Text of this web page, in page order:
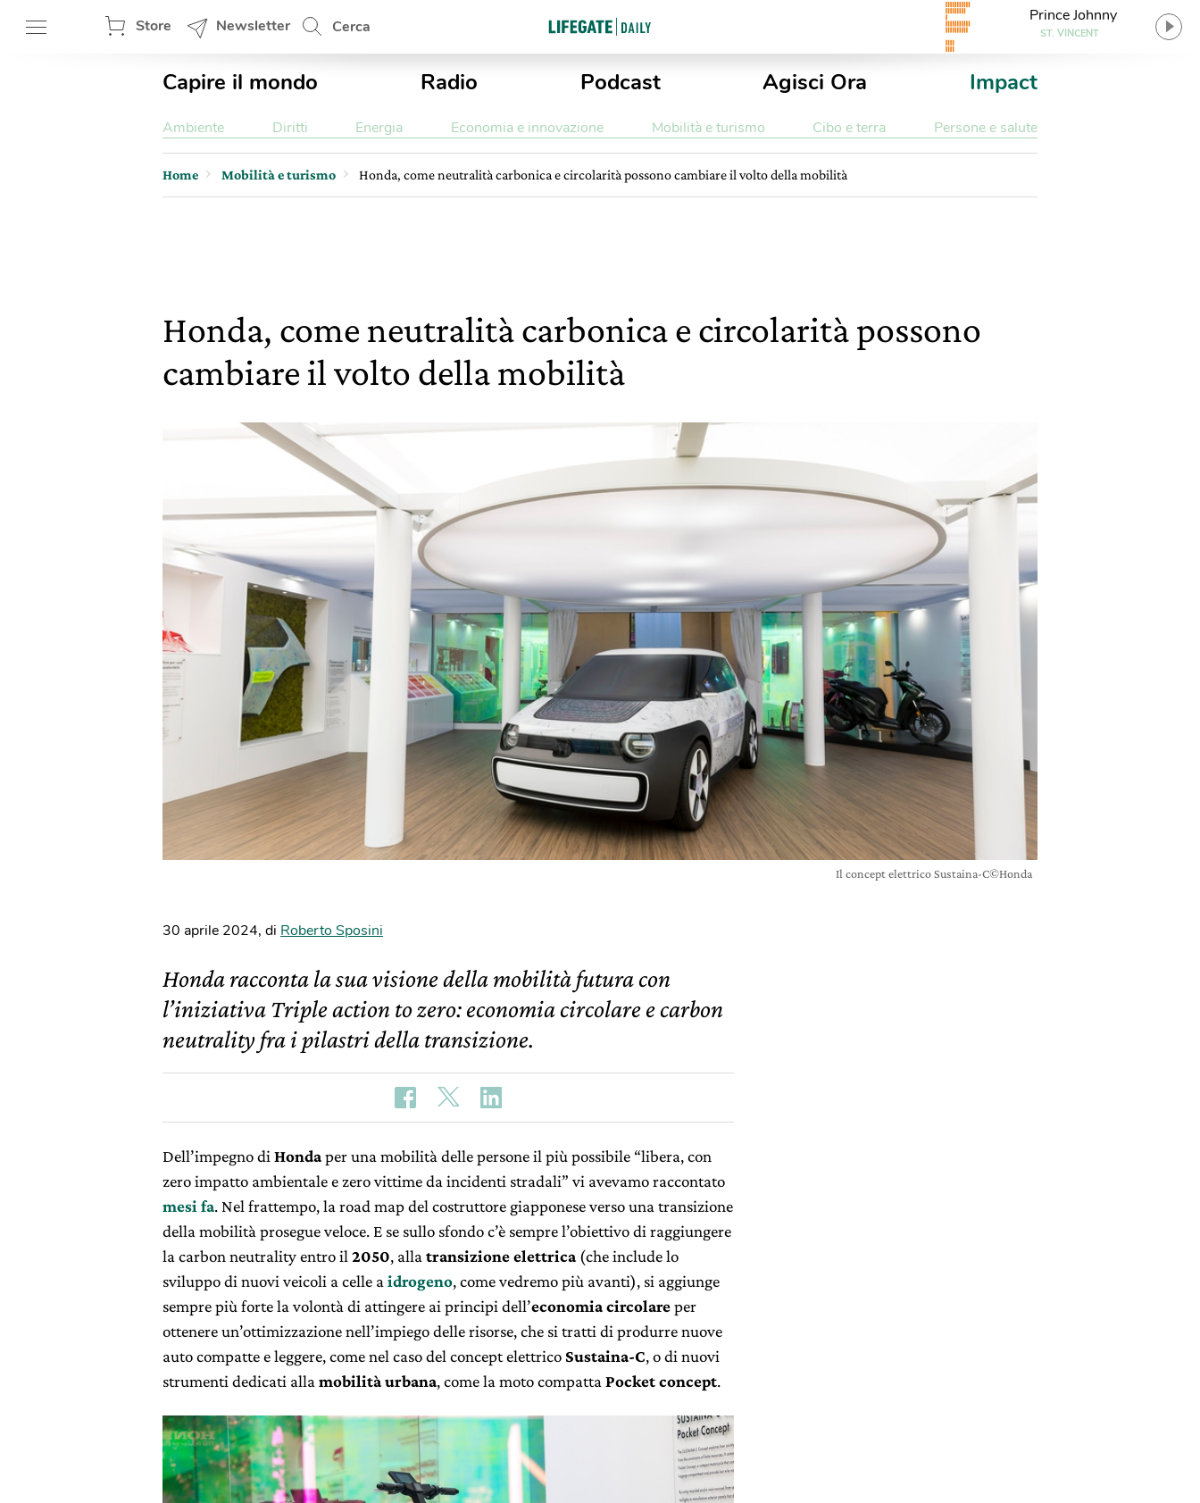
Store Newsletter Cerca
Prince Johnny
ST. VINCENT
Capire il mondo Radio Podcast Agisci Ora Impact
Ambiente Diritti Energia Economia e innovazione Mobilità e turismo Cibo e terra Persone e salute
Home Mobilità e turismo Honda, come neutralità carbonica e circolarità possono cambiare il volto della mobilità
Honda, come neutralità carbonica e circolarità possono
cambiare il volto della mobilità
Il concept elettrico Sustaina-C©Honda
30 aprile 2024, di Roberto Sposini
Honda racconta la sua visione della mobilità futura con
l’iniziativa Triple action to zero: economia circolare e carbon
neutrality fra i pilastri della transizione.
Dell’impegno di Hondaper una mobilità delle persone il più possibile “libera, con
zero impatto ambientale e zero vittime da incidenti stradali” vi avevamo raccontato
mesi fa. Nel frattempo, la road map del costruttore giapponese verso una transizione
della mobilità prosegue veloce. E se sullo sfondo c’è sempre l’obiettivo di raggiungere
la carbon neutrality entro il 2050, alla transizione elettrica (che include lo
sviluppo di nuovi veicoli a celle a idrogeno, come vedremo più avanti), si aggiunge
sempre più forte la volontà di attingere ai principi dell’economia circolareper
ottenere un’ottimizzazione nell’impiego delle risorse, che si tratti di produrre nuove
auto compatte e leggere, come nel caso del concept elettrico Sustaina-C, o di nuovi
strumenti dedicati alla mobilità urbana, come la moto compatta Pocket concept.